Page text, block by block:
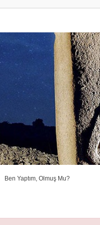
Ben Yaptım, Olmuş Mu?